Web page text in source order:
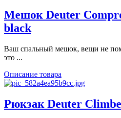
Мешок Deuter
black
Ваш спальный мешок, вещи не
это ...
Описание товара
Рюкзак Deuter